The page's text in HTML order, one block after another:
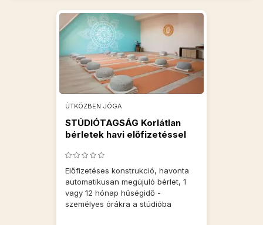
ÚTKÖZBEN JÓGA
STÚDIÓTAGSÁG Korlátlan
bérletek havi előfizetéssel
Előfizetéses konstrukció, havonta
automatikusan megújuló bérlet, 1
vagy 12 hónap hűségidő -
személyes órákra a stúdióba